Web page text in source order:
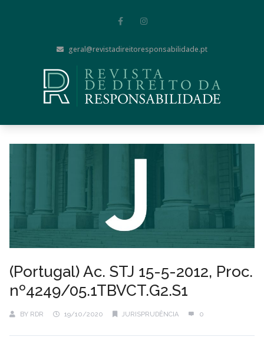
geral@revistadireitoresponsabilidade.pt
(Portugal) Ac. STJ 15-5-2012, Proc.
nº4249/05.1TBVCT.G2.S1
BY RDR 19/10/2020 JURISPRUDÊNCIA 0